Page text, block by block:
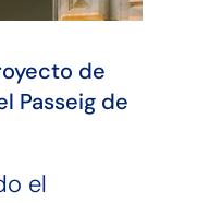
de
Passeig de
el